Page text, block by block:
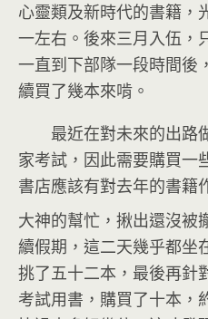
心靈類及新時代的書籍，
一左右。後來三月入伍，
一直到下部隊一段時間後
續買了幾本來啃。
最近在對未來的出路
家考試，因此需要購買一
書店應該有對去年的書籍
大神的幫忙，揪出還沒被
續假期，這二天幾乎都坐
挑了五十二本，最後再針
考試用書，購買了十本，